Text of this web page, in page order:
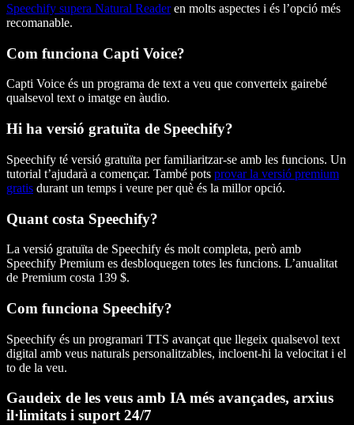
Speechify supera Natural Readeren molts aspectes i és l’opció més
recomanable.
Com funciona Capti Voice?
Capti Voice és un programa de text a veu que converteix gairebé
qualsevol text o imatge en àudio.
Hi ha versió gratuïta de Speechify?
Speechify té versió gratuïta per familiaritzar-se amb les funcions. Un
tutorial t’ajudarà a començar. També pots provar la versió premium
gratis durant un temps i veure per què és la millor opció.
Quant costa Speechify?
La versió gratuïta de Speechify és molt completa, però amb
Speechify Premium es desbloquegen totes les funcions. L’anualitat
de Premium costa 139 $.
Com funciona Speechify?
Speechify és un programari TTS avançat que llegeix qualsevol text
digital amb veus naturals personalitzables, incloent-hi la velocitat i el
to de la veu.
Gaudeix de les veus amb IA més avançades, arxius
il·limitats i suport 24/7